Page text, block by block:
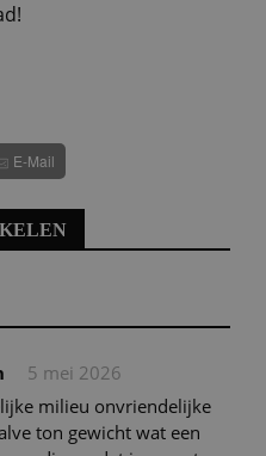
E-Mail
5 mei 2026
milieu onvriendelijke
ton gewicht wat een